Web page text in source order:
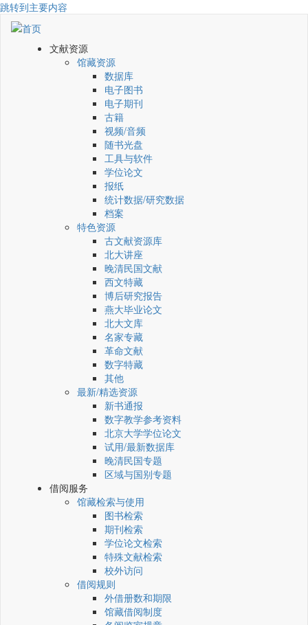
跳转到主要内容
文献资源
馆藏资源
数据库
电子图书
电子期刊
古籍
视频/音频
随书光盘
工具与软件
学位论文
报纸
统计数据/研究数据
档案
特色资源
古文献资源库
北大讲座
晚清民国文献
西文特藏
博后研究报告
燕大毕业论文
北大文库
名家专藏
革命文献
数字特藏
其他
最新/精选资源
新书通报
数字教学参考资料
北京大学学位论文
试用/最新数据库
晚清民国专题
区域与国别专题
借阅服务
馆藏检索与使用
图书检索
期刊检索
学位论文检索
特殊文献检索
校外访问
借阅规则
外借册数和期限
馆藏借阅制度